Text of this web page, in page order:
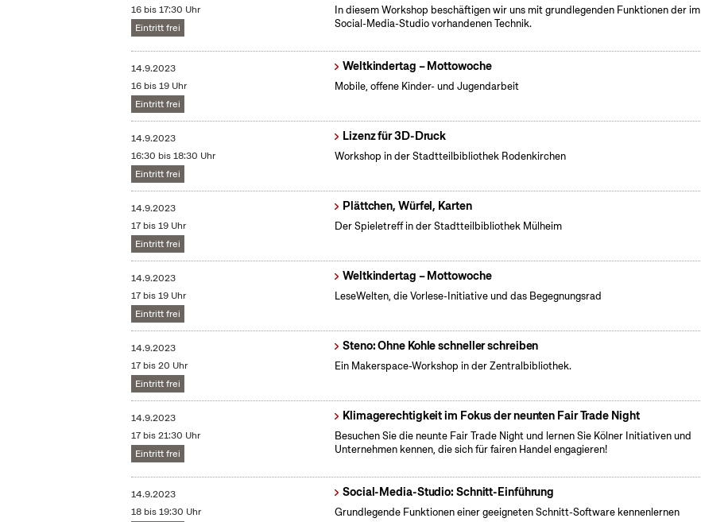
16 bis 17:30 Uhr
Eintritt frei
In diesem Workshop beschäftigen wir uns mit grundlegenden Funktionen der im
Social-Media-Studio vorhandenen Technik.
14.9.2023
16 bis 19 Uhr
Eintritt frei
Weltkindertag – Mottowoche
Mobile, offene Kinder- und Jugendarbeit
14.9.2023
16:30 bis 18:30 Uhr
Eintritt frei
Lizenz für 3D-Druck
Workshop in der Stadtteilbibliothek Rodenkirchen
14.9.2023
17 bis 19 Uhr
Eintritt frei
Plättchen, Würfel, Karten
Der Spieletreff in der Stadtteilbibliothek Mülheim
14.9.2023
17 bis 19 Uhr
Eintritt frei
Weltkindertag – Mottowoche
LeseWelten, die Vorlese-Initiative und das Begegnungsrad
14.9.2023
17 bis 20 Uhr
Eintritt frei
Steno: Ohne Kohle schneller schreiben
Ein Makerspace-Workshop in der Zentralbibliothek.
14.9.2023
17 bis 21:30 Uhr
Eintritt frei
Klimagerechtigkeit im Fokus der neunten Fair Trade Night
Besuchen Sie die neunte Fair Trade Night und lernen Sie Kölner Initiativen und
Unternehmen kennen, die sich für fairen Handel engagieren!
14.9.2023
18 bis 19:30 Uhr
Social-Media-Studio: Schnitt-Einführung
Grundlegende Funktionen einer geeigneten Schnitt-Software kennenlernen